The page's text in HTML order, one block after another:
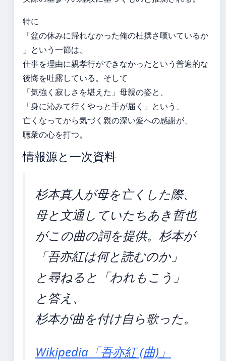
特に
「盆の休みに帰れなかった俺の杜撰さ嘆いているか
」という一節は、
仕事を理由に親孝行ができなかったという普遍的な
後悔を吐露している。そして
「気強く寂しさを堪えた」母親の姿と、
「身に沁みて行くやっと手が届く」という、
亡くなってから気づく親の深い愛への感謝が、
聴衆の心を打つ。
情報源と一次資料
杉本真人が母を亡くした際、
母と文通していたちあき哲也
がこの曲の詞を提供。杉本が
「吾亦紅は何と読むのか」
と尋ねると「われもこう」
と答え、
杉本が曲を付け自ら歌った。
Wikipedia「吾亦紅 (曲)」